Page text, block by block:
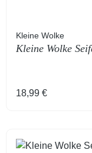
Kleine Wolke
Kleine Wolke
Regulärer Preis:
18,99 €